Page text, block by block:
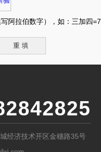
阿拉伯数字），如：三加四=7
经济技术开区金穗路35号